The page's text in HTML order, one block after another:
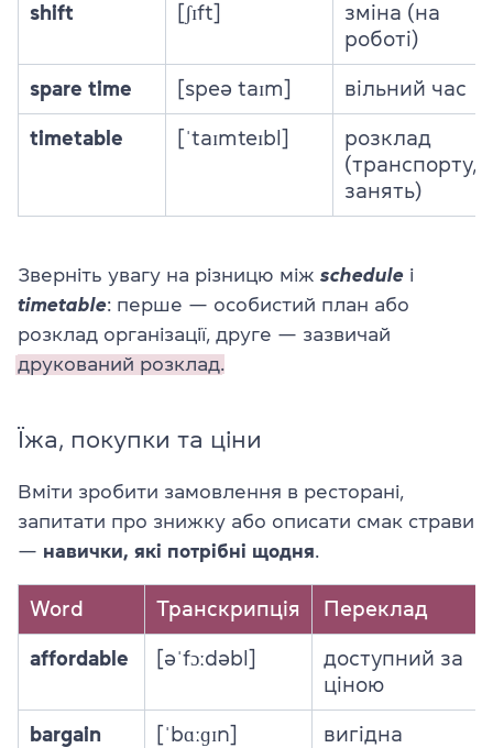
shift [ʃɪft]
зміна (на
роботі)
spare time [speə taɪm] вільний час
timetable [ˈtaɪmteɪbl]
розклад
(транспорту,
занять)
Зверніть увагу на різницю між schedule і
timetable: перше — особистий план або
розклад організації, друге — зазвичай
друкований розклад.
Їжа, покупки та ціни
Вміти зробити замовлення в ресторані,
запитати про знижку або описати смак страви
— навички, які потрібні щодня
Word Транскрипція Переклад
affordable [əˈfɔːdəbl]
доступний за
ціною
bargain [ˈbɑːɡɪn]
вигідна